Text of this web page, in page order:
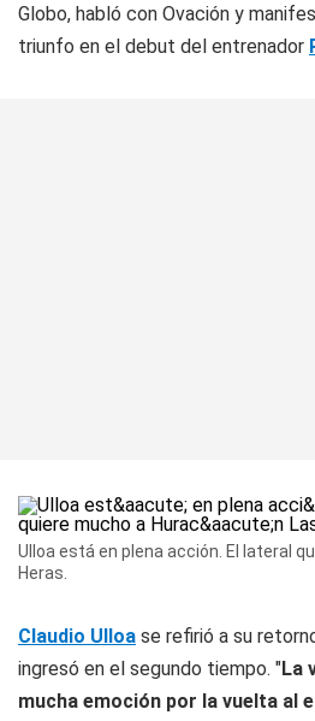
Globo, habló con Ovación y
triunfo en el debut del entrenador
Ulloa está en plena acción. El lateral
Heras.
Claudio Ulloa se refirió a su
ingresó en el segundo tiempo. "La
mucha emoción por la vuelta al